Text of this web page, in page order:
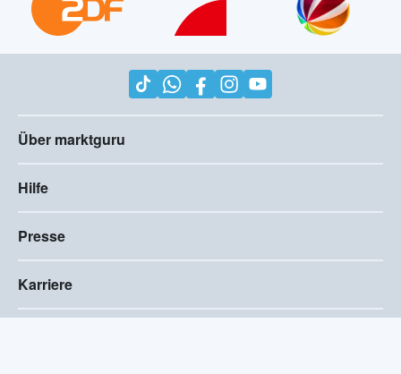
Über marktguru
Hilfe
Presse
Karriere